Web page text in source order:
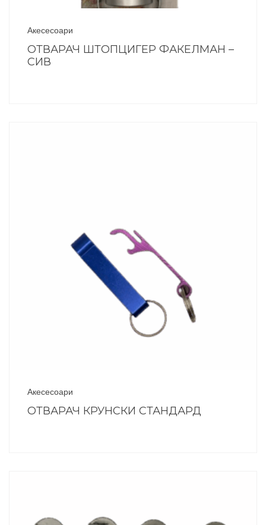
Акесесоари
ОТВАРАЧ ШТОПЦИГЕР ФАКЕЛМАН –
СИВ
Акесесоари
ОТВАРАЧ КРУНСКИ СТАНДАРД